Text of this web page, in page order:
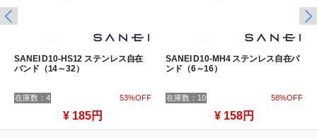
SANEI D10-HS12 ステンレス自在
バンド（14～32）
在庫数：4 53%OFF
¥ 185円
SANEI D10-MH4 ステンレス自在バ
ンド（6～16）
在庫数：10 58%OFF
¥ 158円